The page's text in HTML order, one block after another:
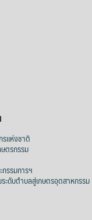
ปริมาณ 2.52 ล้านตัน
ราคาขายดีกว่าปีก่อน
รแห่งชาติ
โครงการอ่างเก็บน้ำ
น 7,200 ล้านบาท สะท้อน
นข้อเสนอเชิงนโยบายของ
แห่งชาติ
ตรกรรม
รรมการฯ
ะดับตำบลสู่เกษตรอุตสาหกรรม